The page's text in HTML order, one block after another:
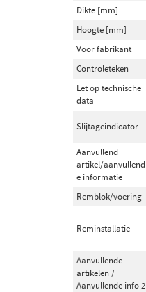
Dikte [mm]
Hoogte [mm]
Voor fabrikant
Controleteken
Let op technische
data
Slijtageindicator
Aanvullend
artikel/aanvullend
e informatie
Remblok/voering
Reminstallatie
Aanvullende
artikelen /
Aanvullende info 2